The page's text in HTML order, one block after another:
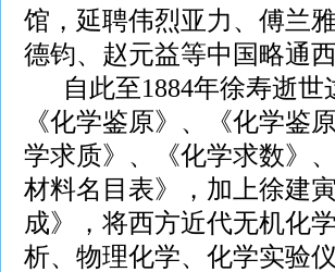
馆，延聘伟烈亚力、傅兰
德钧、赵元益等中国略通
自此至1884年徐寿逝世
《化学鉴原》、《化学鉴
学求质》、《化学求数》
材料名目表》，加上徐建
成》，将西方近代无机化
析、物理化学、化学实验